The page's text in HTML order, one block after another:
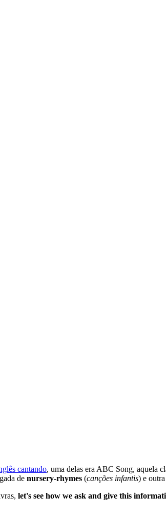
cantando, uma delas era ABC Song, aquela
de nursery-rhymes (canções infantis) e
let's see how we ask and give this